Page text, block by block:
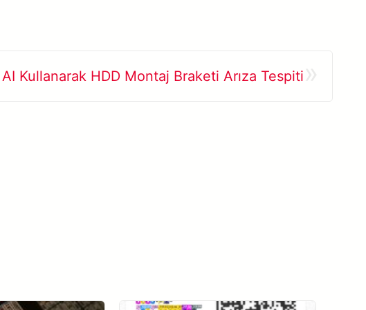
AI Kullanarak HDD Montaj Braketi Arıza Tespiti